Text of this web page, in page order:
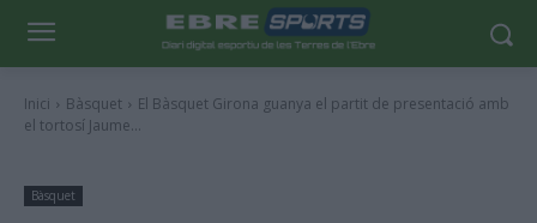
Inici Bàsquet
El Bàsquet Girona guanya el partit de presentació amb
el tortosí Jaume...
Bàsquet